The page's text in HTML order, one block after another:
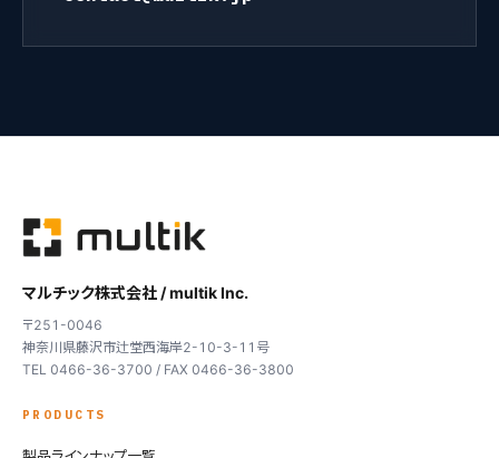
マルチック株式会社 / multik Inc.
〒251-0046
神奈川県藤沢市辻堂西海岸2-10-3-11号
TEL 0466-36-3700 / FAX 0466-36-3800
PRODUCTS